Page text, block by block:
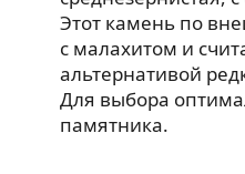
Этот камень по
с малахитом и
альтернативой
Для выбора
памятника.